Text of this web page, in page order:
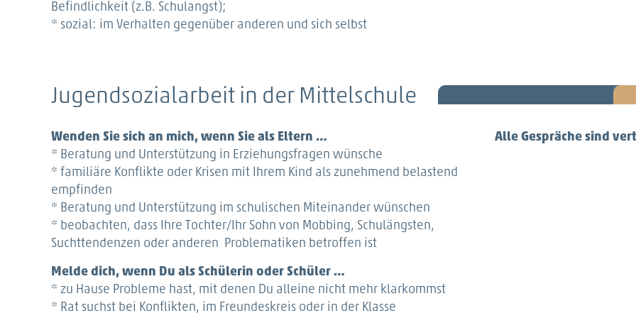
Befindlichkeit (z.B. Schulangst);
* sozial: im Verhalten gegenüber anderen und sich selbst
Jugendsozialarbeit in der Mittelschule
Wenden Sie sich an mich, wenn Sie als Eltern …
* Beratung und Unterstützung in Erziehungsfragen wünsche
* familiäre Konflikte oder Krisen mit Ihrem Kind als zunehmend belastend
empfinden
* Beratung und Unterstützung im schulischen Miteinander wünschen
* beobachten, dass Ihre Tochter/Ihr Sohn von Mobbing, Schulängsten,
Suchttendenzen oder anderen Problematiken betroffen ist
Melde dich, wenn Du als Schülerin oder Schüler …
* zu Hause Probleme hast, mit denen Du alleine nicht mehr klarkommst
* Rat suchst bei Konflikten, im Freundeskreis oder in der Klasse
Alle Gespräche sind